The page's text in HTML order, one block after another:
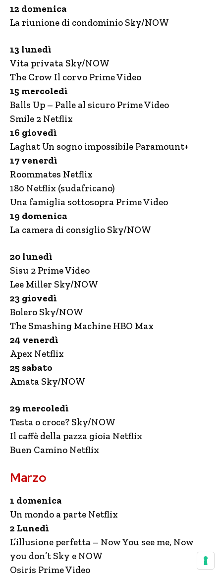
12 domenica
La riunione di condominio Sky/NOW
13 lunedì
Vita privata Sky/NOW
The Crow Il corvo Prime Video
15 mercoledì
Balls Up – Palle al sicuro Prime Video
Smile 2 Netflix
16 giovedì
Laghat Un sogno impossibile Paramount+
17 venerdì
Roommates Netflix
180 Netflix (sudafricano)
Una famiglia sottosopra Prime Video
19 domenica
La camera di consiglio Sky/NOW
20 lunedì
Sisu 2 Prime Video
Lee Miller Sky/NOW
23 giovedì
Bolero Sky/NOW
The Smashing Machine HBO Max
24 venerdì
Apex Netflix
25 sabato
Amata Sky/NOW
29 mercoledì
Testa o croce? Sky/NOW
Il caffè della pazza gioia Netflix
Buen Camino Netflix
Marzo
1 domenica
Un mondo a parte Netflix
2 Lunedì
L’illusione perfetta – Now You see me, Now
you don’t Sky e NOW
Osiris Prime Video